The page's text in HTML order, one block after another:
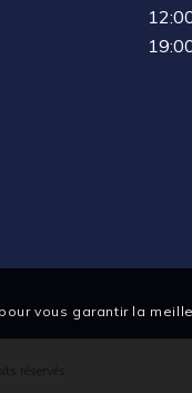
vous garantir la